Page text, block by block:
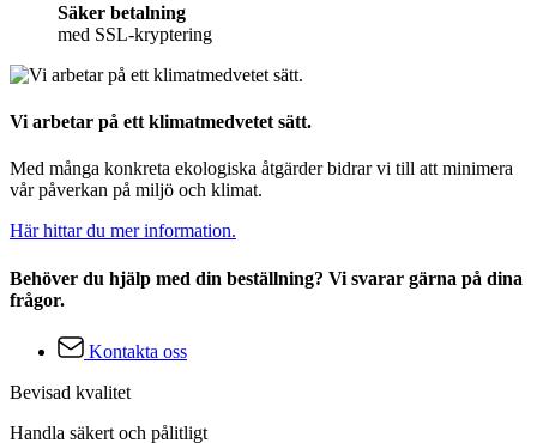
Säker betalning
med SSL-kryptering
Vi arbetar på ett klimatmedvetet sätt.
Med många konkreta ekologiska åtgärder bidrar vi till att minimera
vår påverkan på miljö och klimat.
Här hittar du mer information.
Behöver du hjälp med din beställning? Vi svarar gärna på dina
frågor.
Kontakta oss
Bevisad kvalitet
Handla säkert och pålitligt